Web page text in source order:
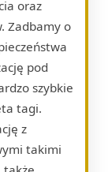
oraz
Zadbamy o
pod
szybkie
tagi.
z
takimi